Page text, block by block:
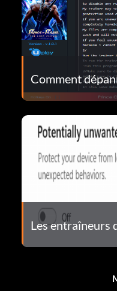
Comment
Les entraîneurs